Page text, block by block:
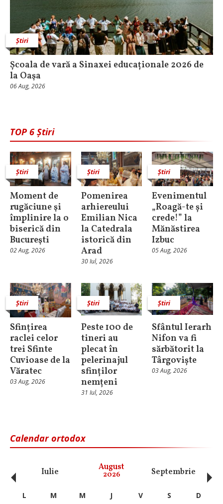
Știri
Școala de vară a Sinaxei educaționale 2026 de
la Oaşa
06 Aug, 2026
TOP 6 Știri
Știri
Moment de
rugăciune şi
împlinire la o
biserică din
Bucureşti
02 Aug, 2026
Știri
Pomenirea
arhiereului
Emilian Nica
la Catedrala
istorică din
Arad
30 Iul, 2026
Știri
Evenimentul
„Roagă-te și
crede!” la
Mănăstirea
Izbuc
05 Aug, 2026
Știri
Sfințirea
raclei celor
trei Sfinte
Cuvioase de la
Văratec
03 Aug, 2026
Știri
Peste 100 de
tineri au
plecat în
pelerinajul
sfinților
nemțeni
31 Iul, 2026
Știri
Sfântul Ierarh
Nifon va fi
sărbătorit la
Târgoviște
03 Aug, 2026
Calendar ortodox
Iulie August
2026 Septembrie
‹ L M M J V S
D